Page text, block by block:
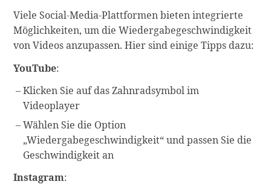
Viele Social-Media-Plattformen bieten integrierte
Möglichkeiten, um die Wiedergabegeschwindigkeit
von Videos anzupassen. Hier sind einige Tipps dazu:
YouTube:
Klicken Sie auf das Zahnradsymbol im
Videoplayer
Wählen Sie die Option
„Wiedergabegeschwindigkeit“ und passen Sie die
Geschwindigkeit an
Instagram: